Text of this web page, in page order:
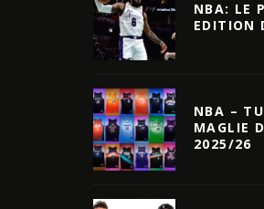
NBA: LE
EDITION
NBA –
MAGLIE
2025/26